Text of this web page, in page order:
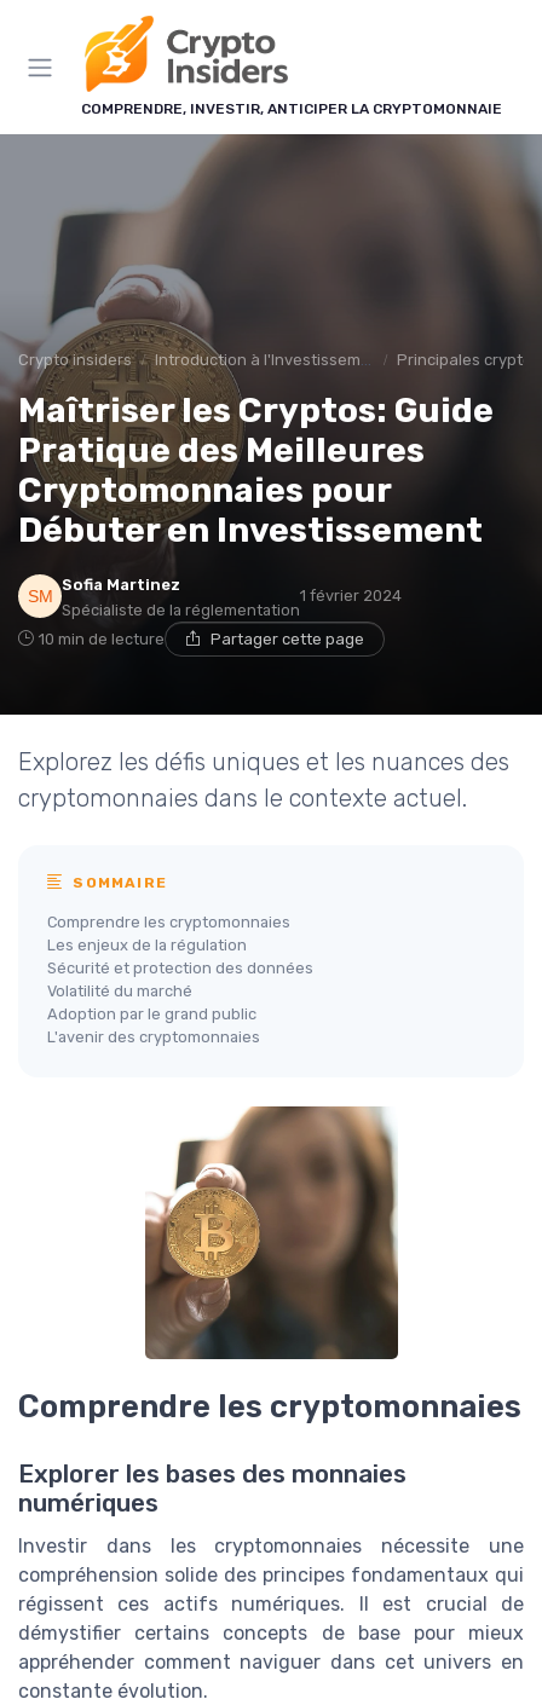
COMPRENDRE, INVESTIR, ANTICIPER LA CRYPTOMONNAIE
Crypto insiders Introduction à l'Investissement en Cryptomonnaies Principales
Maîtriser les Cryptos: Guide
Pratique des Meilleures
Cryptomonnaies pour
Débuter en Investissement
Sofia Martinez
Spécialiste de la réglementation
1 février 2024
10 min de lecture Partager cette page
Explorez les défis uniques et les nuances des
cryptomonnaies dans le contexte actuel.
SOMMAIRE
Comprendre les cryptomonnaies
Les enjeux de la régulation
Sécurité et protection des données
Volatilité du marché
Adoption par le grand public
L'avenir des cryptomonnaies
Comprendre les cryptomonnaies
Explorer les bases des monnaies
numériques
Investir dans les cryptomonnaies nécessite une
compréhension solide des principes fondamentaux qui
régissent ces actifs numériques. Il est crucial de
démystifier certains concepts de base pour mieux
appréhender comment naviguer dans cet univers en
constante évolution.
Panneau de gestion des cookies